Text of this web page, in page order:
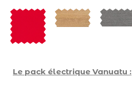
Le pack électrique Vanuatu :